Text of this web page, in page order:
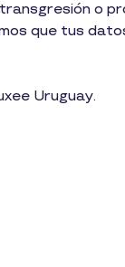
o
que tus
Uruguay.